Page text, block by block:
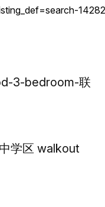
3-bedroom-联
学区 walkout